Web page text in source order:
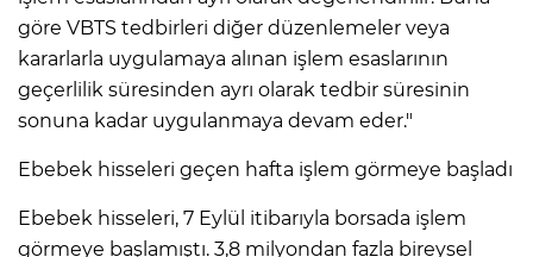
göre VBTS tedbirleri diğer düzenlemeler veya
kararlarla uygulamaya alınan işlem esaslarının
geçerlilik süresinden ayrı olarak tedbir süresinin
sonuna kadar uygulanmaya devam eder."
Ebebek hisseleri geçen hafta işlem görmeye başladı
Ebebek hisseleri, 7 Eylül itibarıyla borsada işlem
görmeye başlamıştı. 3,8 milyondan fazla bireysel